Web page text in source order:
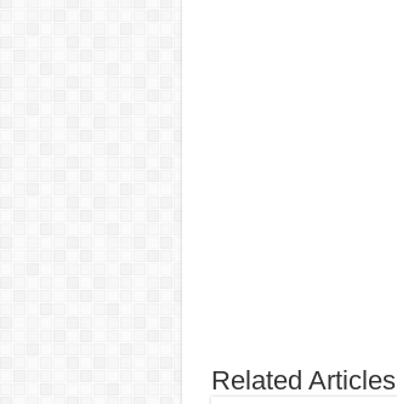
Related Articles